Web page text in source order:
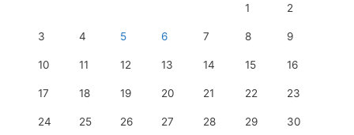
1 2
3 4 5 6 7 8 9
10 11 12 13 14 15 16
17 18 19 20 21 22 23
24 25 26 27 28 29 30